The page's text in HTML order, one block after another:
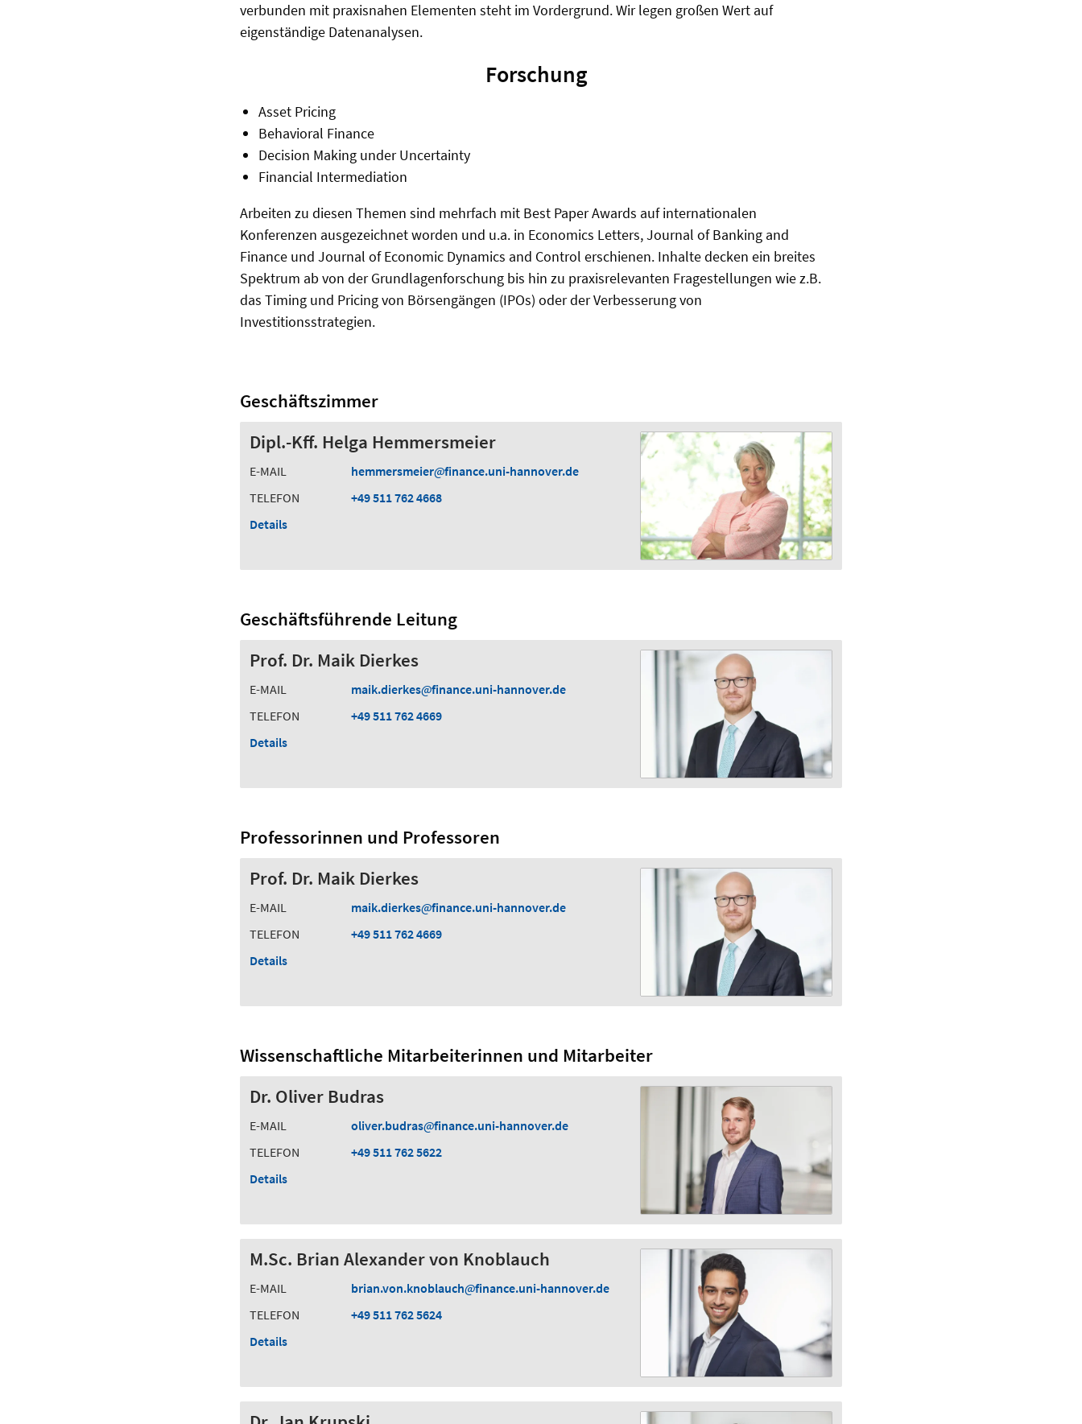
verbunden mit praxisnahen Elementen steht im Vordergrund. Wir legen großen Wert auf
eigenständige Datenanalysen.
Forschung
Asset Pricing
Behavioral Finance
Decision Making under Uncertainty
Financial Intermediation
Arbeiten zu diesen Themen sind mehrfach mit Best Paper Awards auf internationalen
Konferenzen ausgezeichnet worden und u.a. in Economics Letters, Journal of Banking and
Finance und Journal of Economic Dynamics and Control erschienen. Inhalte decken ein breites
Spektrum ab von der Grundlagenforschung bis hin zu praxisrelevanten Fragestellungen wie z.B.
das Timing und Pricing von Börsengängen (IPOs) oder der Verbesserung von
Investitionsstrategien.
Geschäftszimmer
Dipl.-Kff. Helga Hemmersmeier
E-MAIL hemmersmeier
finance.uni-hannover.de
TELEFON
+49 511 762 4668
Details
Geschäftsführende Leitung
Prof. Dr. Maik Dierkes
E-MAIL maik.dierkes
finance.uni-hannover.de
TELEFON
+49 511 762 4669
Details
Professorinnen und Professoren
Prof. Dr. Maik Dierkes
E-MAIL maik.dierkes
finance.uni-hannover.de
TELEFON
+49 511 762 4669
Details
Wissenschaftliche Mitarbeiterinnen und Mitarbeiter
Dr. Oliver Budras
E-MAIL oliver.budras
finance.uni-hannover.de
TELEFON
+49 511 762 5622
Details
M.Sc. Brian Alexander von Knoblauch
E-MAIL brian.von.knoblauch
finance.uni-hannover.de
TELEFON
+49 511 762 5624
Details